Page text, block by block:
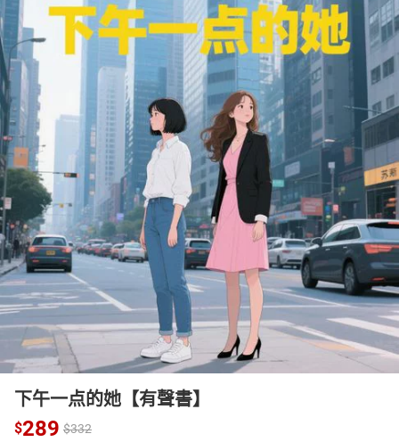
天天免運 美食蛋糕 養生保健 民生用品
居家生活 3C家電 運動休閒 親子玩具
男裝 化妝保養 情趣用品
日本購物 電子/紙本書
HOT
下午一点的她【有聲書】
$289 $332